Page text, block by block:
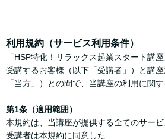
利用規約（サービス利用条件）
「HSP特化！リラックス起業スタート講
受講するお客様（以下「受講者」）と講
「当方」）との間で、当講座の利用に関
第1条（適用範囲）
本規約は、当講座が提供する全てのサービ
受講者は本規約に同意した